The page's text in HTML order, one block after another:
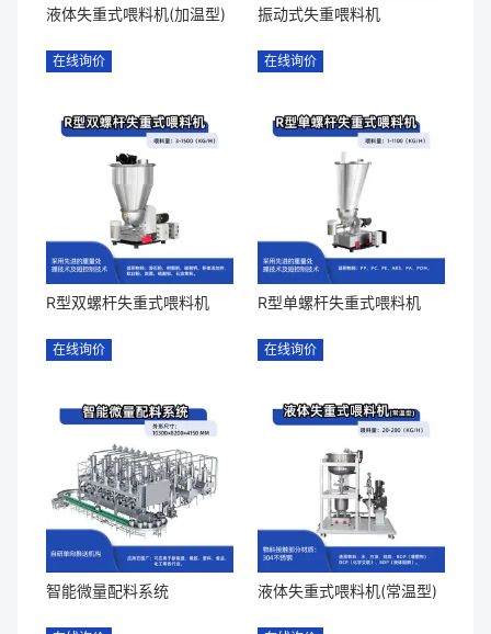
液体失重式喂料机(加温型)
在线询价
振动式失重喂料机
在线询价
R型双螺杆失重式喂料机
在线询价
R型单螺杆失重式喂料机
在线询价
智能微量配料系统 液体失重式喂料机(常温型)